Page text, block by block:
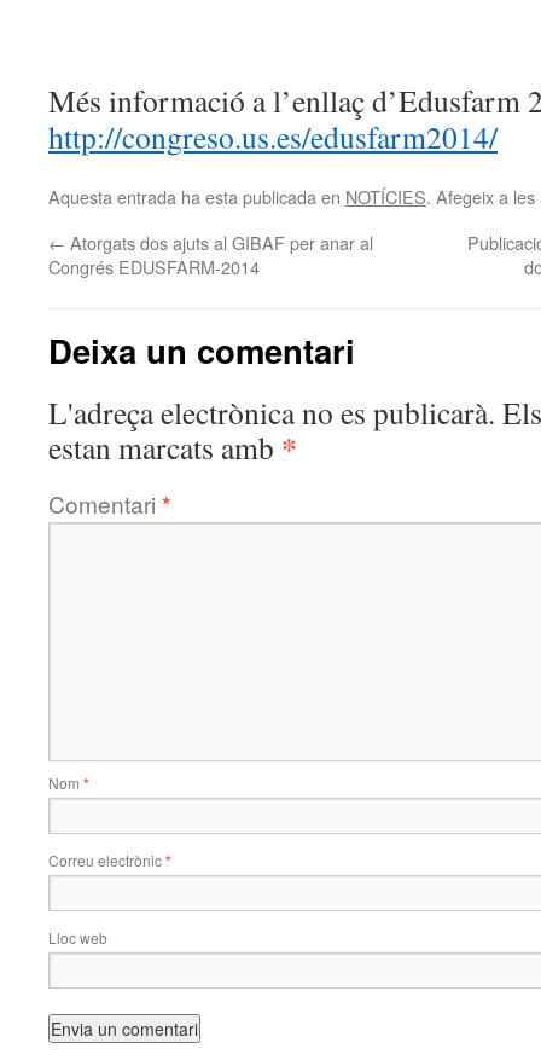
Més informació a l’enllaç d’Edusfarm
http://congreso.us.es/edusfarm2014/
Aquesta entrada ha esta publicada en NOTÍCIES. Afegeix a
← Atorgats dos ajuts al GIBAF per anar al
Congrés EDUSFARM-2014
Deixa un comentari
L'adreça electrònica no es publicarà.
estan marcats amb *
Comentari *
Nom *
Correu electrònic*
Lloc web